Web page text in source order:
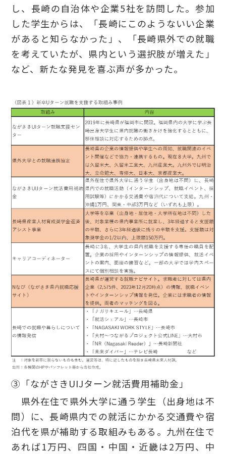
し、長崎の自治体や企業5社を訪問した。参加
した学生からは、「長崎にこのようないい企業
があると知らなかった」、「長崎県外での就職
を考えていたが、県内という選択肢が増えた」
など、新たな発見を喜ぶ声が多かった。
③「ながさきUIJターン就活費用補助金」
県外在住で県外大学に通う学生（出身地は不
問）に、長崎県内での就活にかかる交通費や宿
泊代を県が補助する取組みもある。九州在住で
あれば1万円、四国・中国・近畿は2万円、中